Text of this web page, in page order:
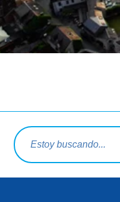
Consulta de búsqueda